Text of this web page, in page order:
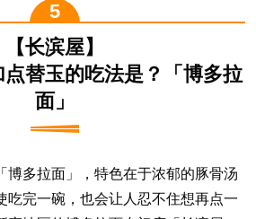
【长滨屋】
替玉的吃法是？「博多拉
面」
博多拉面」，特色在于浓郁的豚骨汤
吃完一碗，也会让人忍不住想再点一